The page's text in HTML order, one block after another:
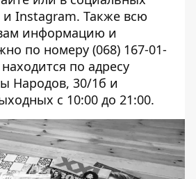
и Instagram. Также всю
информацию и
по номеру (068) 167-01-
по адресу
Народов, 30/1б и
с 10:00 до 21:00.